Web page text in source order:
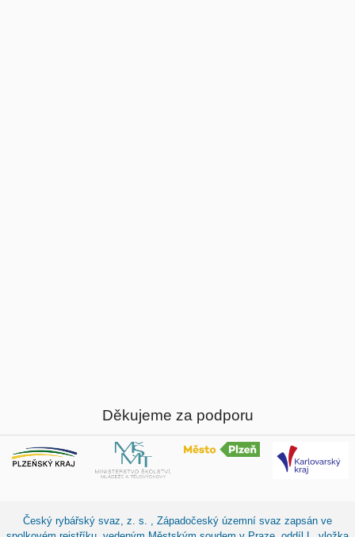
Děkujeme za podporu
Český rybářský svaz, z. s. , Západočeský územní svaz zapsán ve